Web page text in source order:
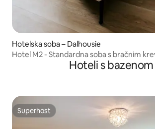
Hotelska soba – Dalhousie
Hotel M2 - Standardna soba s bračnim
Hoteli s bazenom
Superhost
Superhost